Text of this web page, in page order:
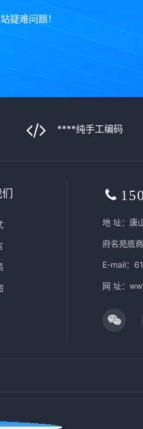
疑难问题！
****纯手工编码
地 址：唐
府名苑底商
E-mail：
网 址：